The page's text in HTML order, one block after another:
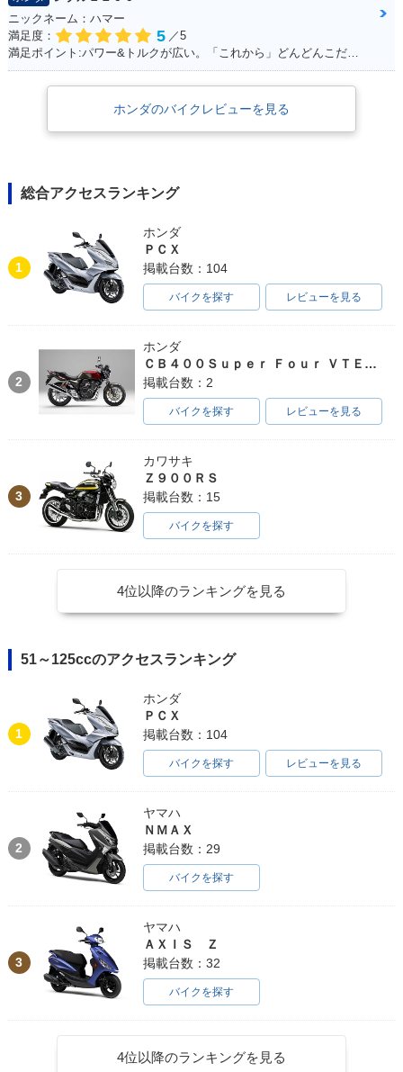
ニックネーム：ハマー
満足度：
5 ／5
満足ポイント:パワー&トルクが広い。「これから」どんどんこだわっていくのが楽しみ！
ホンダのバイクレビューを見る
総合アクセスランキング
1
ホンダ
ＰＣＸ
掲載台数：104
バイクを探す レビューを見る
2
ホンダ
ＣＢ４００Ｓｕｐｅｒ Ｆｏｕｒ ＶＴＥＣ ＳＰＥＣ３
掲載台数：2
バイクを探す レビューを見る
3
カワサキ
Ｚ９００ＲＳ
掲載台数：15
バイクを探す
4位以降のランキングを見る
51～125ccのアクセスランキング
1
ホンダ
ＰＣＸ
掲載台数：104
バイクを探す レビューを見る
2
ヤマハ
ＮＭＡＸ
掲載台数：29
バイクを探す
3
ヤマハ
ＡＸＩＳ Ｚ
掲載台数：32
バイクを探す
4位以降のランキングを見る